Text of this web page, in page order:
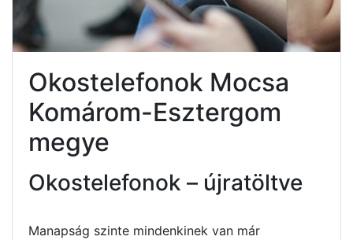
Okostelefonok Mocsa
Komárom-Esztergom
megye
Okostelefonok – újratöltve
Manapság szinte mindenkinek van már